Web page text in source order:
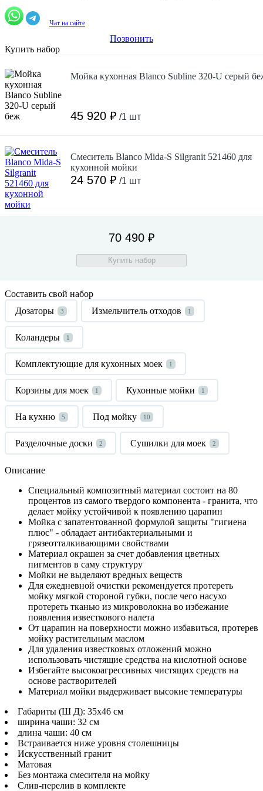
Чат на сайте
Позвонить
Купить набор
Мойка кухонная Blanco Subline 320-U серый
45 920 ₽ /1 шт
Смеситель Blanco Mida-S Silgranit 521460 для
кухонной мойки
24 570 ₽ /1 шт
70 490 ₽
Купить набор
Составить свой набор
Дозаторы
3 Измельчитель отходов 1
Коландеры 1
Комплектующие для кухонных моек 1
Корзины для моек 1 Кухонные мойки 1
На кухню 5 Под мойку 10
Разделочные доски 2 Сушилки для моек 2
Описание
Специальный композитный материал состоит на 80
процентов из самого твердого компонента - гранита, что
делает мойку устойчивой к появлению царапин
Мойка с запатентованной формулой защиты "гигиена
плюс" - обладает антибактериальными и
грязеотталкивающими свойствами
Материал окрашен за счет добавления цветных
пигментов в саму структуру
Мойки не выделяют вредных веществ
Для ежедневной очистки рекомендуется протереть
мойку мягкой стороной губки, после чего насухо
протереть тканью из микроволокна во избежание
появления известкового налета
От царапин на поверхности можно избавиться, протерев
мойку растительным маслом
Для удаления известковых отложений можно
использовать чистящие средства на кислотной основе
Избегайте высокоагрессивных чистящих средств на
основе растворителей
Материал мойки выдерживает высокие температуры
Габариты (Ш Д): 35x46 см
ширина чаши: 32 см
длина чаши: 40 см
Встраивается ниже уровня столешницы
Искусственный гранит
Матовая
Без монтажа смесителя на мойку
Слив-перелив в комплекте